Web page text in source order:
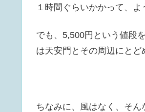
１時間ぐらいかかって、
でも、5,500円という値段
は天安門とその周辺にとど
ちなみに、風はなく、そん